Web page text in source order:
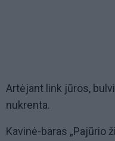
Artėjant link jūros,
nukrenta.
Kavinė-baras „Pajūrio